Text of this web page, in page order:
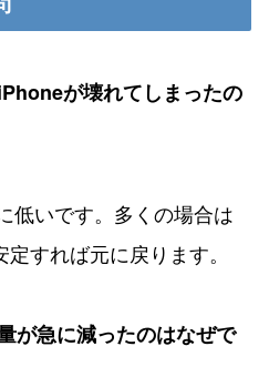
が壊れてしまったの
低いです。多くの場合は
すれば元に戻ります。
が急に減ったのはなぜで